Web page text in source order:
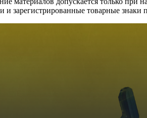
зарегистрированные товарные